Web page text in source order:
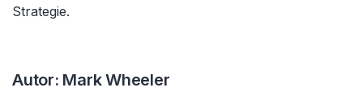
Strategie.
Autor: Mark Wheeler